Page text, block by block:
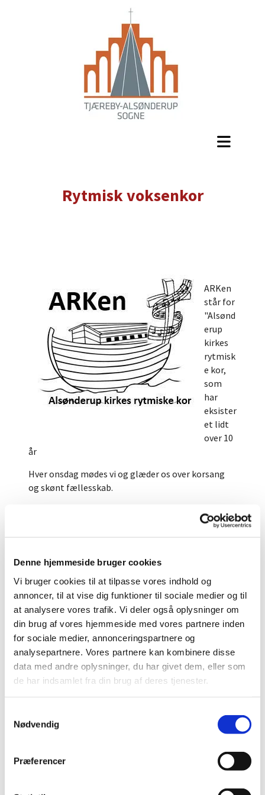
Denne hjemmeside bruger cookies
Vi bruger cookies til at tilpasse vores indhold og
annoncer, til at vise dig funktioner til sociale medier og til
at analysere vores trafik. Vi deler også oplysninger om
din brug af vores hjemmeside med vores partnere inden
for sociale medier, annonceringspartnere og
analysepartnere. Vores partnere kan kombinere disse
data med andre oplysninger, du har givet dem, eller som
de har indsamlet fra din brug af deres tjenester.
Nødvendig
Præferencer
Rytmisk voksenkor
ARKen
står for
"Alsønd
erup
kirkes
rytmisk
e kor,
som
har
eksister
et lidt
over 10
år
Hver onsdag mødes vi og glæder os over korsang
og skønt fællesskab.
(dansk/engelsk) iblandet gospel. Gode sange med
indhold og dybde. Vi bruger både lydfiler, noder og
afstressende og opløftende og man er altid i godt
humør efter en øveaften.